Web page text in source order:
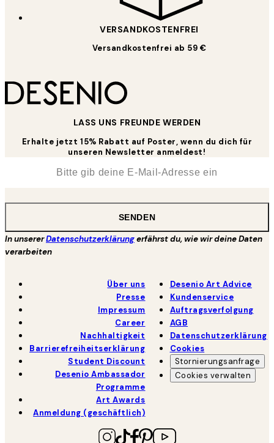
VERSANDKOSTENFREI
Versandkostenfrei ab 59 €
LASS UNS FREUNDE WERDEN
Erhalte jetzt 15% Rabatt auf Poster, wenn du dich für
unseren Newsletter anmeldest!
SENDEN
In unsererDatenschutzerklärungerfährst du, wie wir deine Daten
verarbeiten
Über uns
Presse
Impressum
Career
Nachhaltigkeit
Barrierefreiheitserklärung
Student Discount
Desenio Ambassador
Programme
Art Awards
Anmeldung (geschäftlich)
Desenio Art Advice
Kundenservice
Auftragsverfolgung
AGB
Datenschutzerklärung
Cookies
Stornierungsanfrage
Cookies verwalten